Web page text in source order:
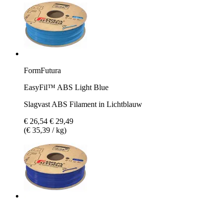
FormFutura
EasyFil™ ABS Light Blue
Slagvast ABS Filament in Lichtblauw
€ 26,54 € 29,49
(€ 35,39 / kg)